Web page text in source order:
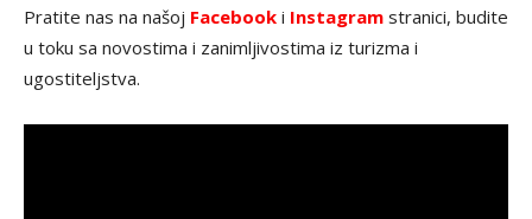
Pratite nas na našoj Facebook i Instagram stranici, budite
u toku sa novostima i zanimljivostima iz turizma i
ugostiteljstva.